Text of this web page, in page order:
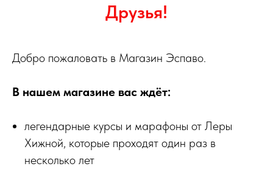
Друзья!
Добро пожаловать в Магазин Эспаво.
В нашем магазине вас ждёт:
легендарные курсы и марафоны от Леры
Хижной, которые проходят один раз в
несколько лет